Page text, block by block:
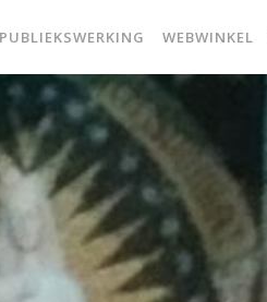
PUBLIEKSWERKING WEBWINKEL